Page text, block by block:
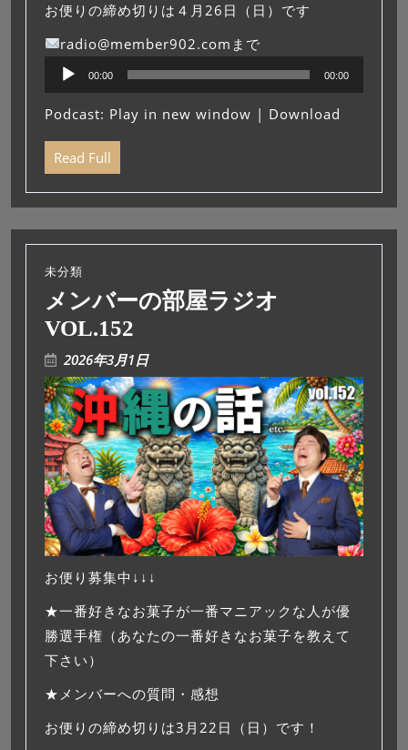
お便りの締め切りは４月26日（日）です
radio@member902.comまで
プ
レ
ー
ヤ
00:00 00:00
Podcast: Play in new window | Download
Read Full
未分類
メンバーの部屋ラジオ
VOL.152
2026年3月1日
お便り募集中↓↓↓
★一番好きなお菓子が一番マニアックな人が優
勝選手権（あなたの一番好きなお菓子を教えて
下さい）
★メンバーへの質問・感想
お便りの締め切りは3月22日（日）です！